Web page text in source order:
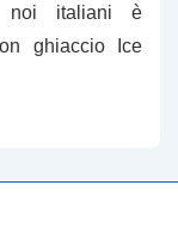
noi italiani è
ghiaccio Ice